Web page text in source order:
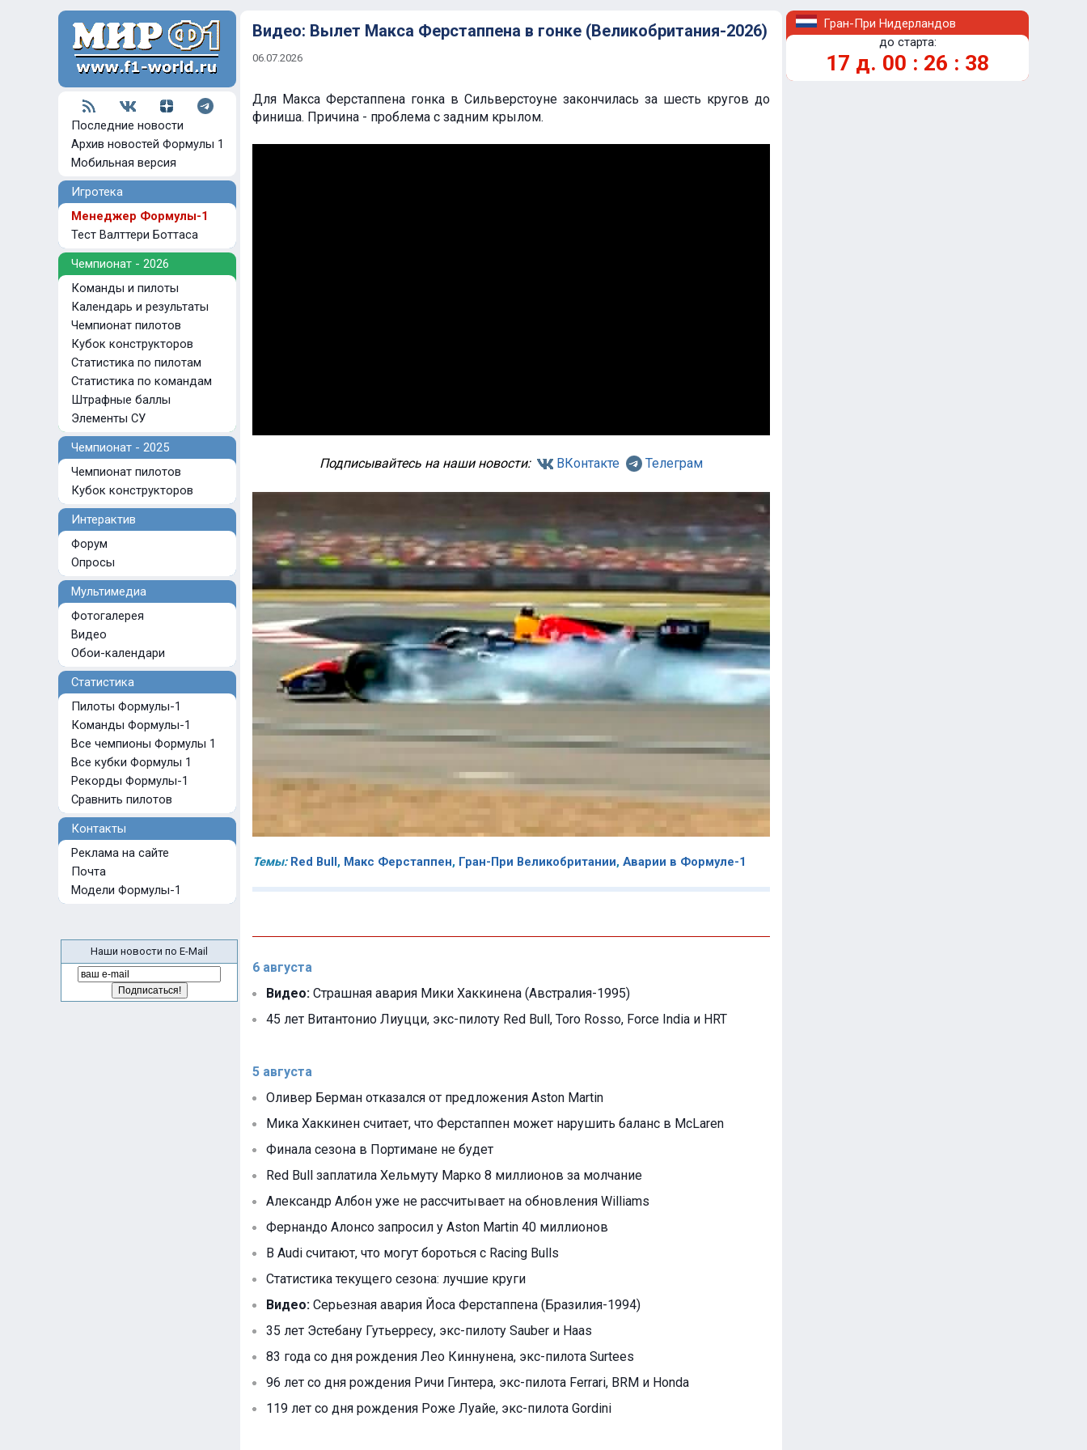
Последние новости
Архив новостей Формулы 1
Мобильная версия
Игротека
Менеджер Формулы-1
Тест Валттери Боттаса
Чемпионат - 2026
Команды и пилоты
Календарь и результаты
Чемпионат пилотов
Кубок конструкторов
Статистика по пилотам
Статистика по командам
Штрафные баллы
Элементы СУ
Чемпионат - 2025
Чемпионат пилотов
Кубок конструкторов
Интерактив
Форум
Опросы
Мультимедиа
Фотогалерея
Видео
Обои-календари
Статистика
Пилоты Формулы-1
Команды Формулы-1
Все чемпионы Формулы 1
Все кубки Формулы 1
Рекорды Формулы-1
Сравнить пилотов
Контакты
Реклама на сайте
Почта
Модели Формулы-1
Наши новости по E-Mail
Видео: Вылет Макса Ферстаппена в гонке (Великобритания-2026)
06.07.2026
Для Макса Ферстаппена гонка в Сильверстоуне закончилась за шесть кругов до
финиша. Причина - проблема с задним крылом.
Подписывайтесь на наши новости: ВКонтакте Телеграм
Темы: Red Bull, Макс Ферстаппен, Гран-При Великобритании, Аварии в Формуле-1
6 августа
Видео: Страшная авария Мики Хаккинена (Австралия-1995)
45 лет Витантонио Лиуцци, экс-пилоту Red Bull, Toro Rosso, Force India и HRT
5 августа
Оливер Берман отказался от предложения Aston Martin
Мика Хаккинен считает, что Ферстаппен может нарушить баланс в McLaren
Финала сезона в Портимане не будет
Red Bull заплатила Хельмуту Марко 8 миллионов за молчание
Александр Албон уже не рассчитывает на обновления Williams
Фернандо Алонсо запросил у Aston Martin 40 миллионов
В Audi считают, что могут бороться с Racing Bulls
Статистика текущего сезона: лучшие круги
Видео: Серьезная авария Йоса Ферстаппена (Бразилия-1994)
35 лет Эстебану Гутьерресу, экс-пилоту Sauber и Haas
83 года со дня рождения Лео Киннунена, экс-пилота Surtees
96 лет со дня рождения Ричи Гинтера, экс-пилота Ferrari, BRM и Honda
119 лет со дня рождения Роже Луайе, экс-пилота Gordini
Гран-При Нидерландов
до старта:
17 д. 00 : 26 : 37